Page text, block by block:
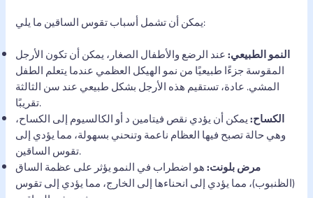
يمكن أن تشمل أسباب تقوس الساقين ما يلي:
النمو الطبيعي:عند الرضع والأطفال الصغار، يمكن أن تكون الأرجل
المقوسة جزءًا طبيعيًا من نمو الهيكل العظمي عندما يتعلم الطفل
المشي. عادة، تستقيم هذه الأرجل بشكل طبيعي عند سن الثالثة
تقريبًا.
الكساح:يمكن أن يؤدي نقص فيتامين د أو الكالسيوم إلى الكساح،
وهي حالة تصبح فيها العظام ناعمة وتنحني بسهولة، مما يؤدي إلى
تقوس الساقين.
مرض بلونت:هو اضطراب في النمو يؤثر على عظمة الساق
(الظنبوب)، مما يؤدي إلى انحناءها إلى الخارج، مما يؤدي إلى تقوس